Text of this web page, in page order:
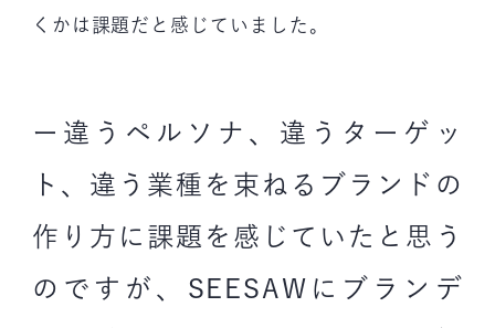
くかは課題だと感じていました。
ー違うペルソナ、違うターゲッ
ト、違う業種を束ねるブランドの
作り方に課題を感じていたと思う
のですが、SEESAWにブランデ